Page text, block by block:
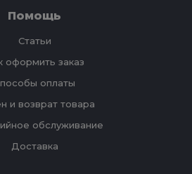
Помощь
Статьи
оформить заказ
оплаты
и возврат товара
обслуживание
Доставка